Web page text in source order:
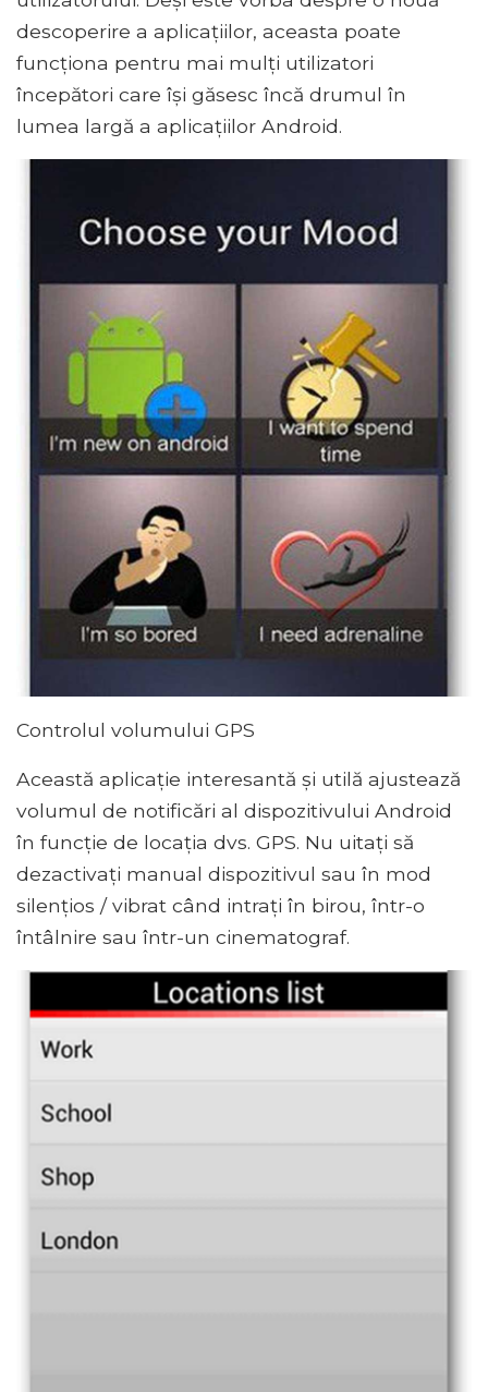
descoperire a aplicațiilor, aceasta poate
funcționa pentru mai mulți utilizatori
începători care își găsesc încă drumul în
lumea largă a aplicațiilor Android.
Controlul volumului GPS
Această aplicație interesantă și utilă ajustează
volumul de notificări al dispozitivului Android
în funcție de locația dvs. GPS. Nu uitați să
dezactivați manual dispozitivul sau în mod
silențios / vibrat când intrați în birou, într-o
întâlnire sau într-un cinematograf.